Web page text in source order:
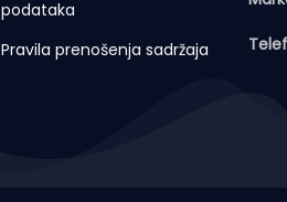
podataka
Pravila prenošenja sadržaja